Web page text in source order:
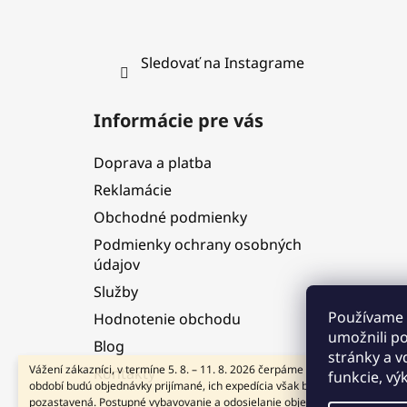
umožnili
stránky a
funkcie,
Vážení zákazníci, v termíne 5. 8. – 11. 8. 2026 čerpáme dovolenku. V tomto
období budú objednávky prijímané, ich expedícia však bude dočasne
pozastavená. Postupné vybavovanie a odosielanie objednávok začneme
Sledovať na Instagrame
Informácie pre vás
Doprava a platba
Reklamácie
Obchodné podmienky
Podmienky ochrany osobných
údajov
Služby
Hodnotenie obchodu
Blog
Kontakty